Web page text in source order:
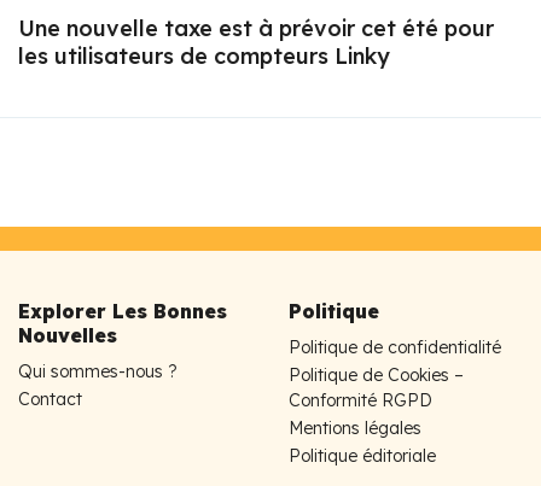
Une nouvelle taxe est à prévoir cet été pour
les utilisateurs de compteurs Linky
Explorer Les Bonnes
Nouvelles
Qui sommes-nous ?
Contact
Politique
Politique de confidentialité
Politique de Cookies –
Conformité RGPD
Mentions légales
Politique éditoriale